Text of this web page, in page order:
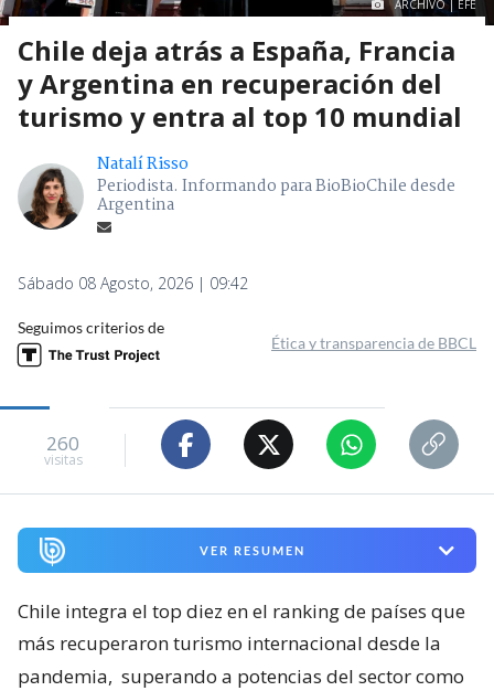
ARCHIVO | EFE
Chile deja atrás a España, Francia
y Argentina en recuperación del
turismo y entra al top 10 mundial
Natalí Risso
Periodista. Informando para BioBioChile desde
Argentina
Sábado 08 Agosto, 2026 | 09:42
Seguimos criterios de
Ética y transparencia de BBCL
260
visitas
VER RESUMEN
Chile integra el top diez en el ranking de países que
más recuperaron turismo internacional desde la
pandemia, superando a potencias del sector como